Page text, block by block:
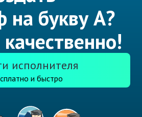
на букву А?
исполнителя
и быстро